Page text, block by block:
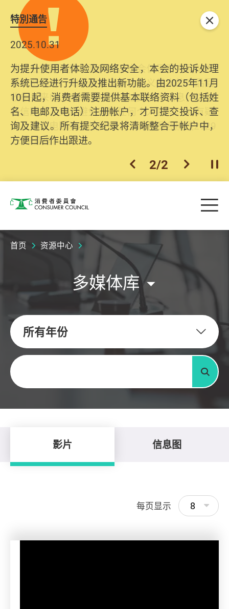
特別通告
2025.10.31
为提升使用者体验及网络安全，本会的投诉处理
系统已经进行升级及推出新功能。由2025年11月
10日起，消费者需要提供基本联络资料（包括姓
名、电邮及电话）注册帐户，才可提交投诉、查
询及建议。所有提交纪录将清晰整合于帐户中，
方便日后作出跟进。
上一个
2/2 下一个开
关闭
消费者委员会 目
首页 资源中心
多媒体库
所有年份
关键字
搜寻
影片 信息图
每页显示 8